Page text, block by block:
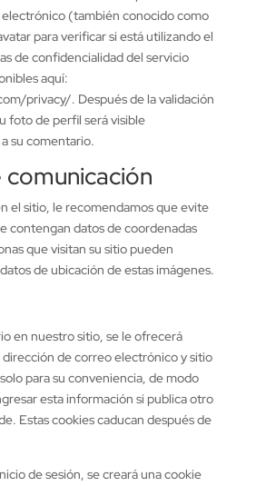
(también conocido como
para verificar si está utilizando el
de confidencialidad del servicio
aquí:
privacy/. Después de la validación
foto de perfil será visible
su comentario.
el sitio, le recomendamos que evite
contengan datos de coordenadas
que visitan su sitio pueden
de ubicación de estas imágenes.
en nuestro sitio, se le ofrecerá
de correo electrónico y sitio
para su conveniencia, de modo
esta información si publica otro
Estas cookies caducan después de
de sesión, se creará una cookie